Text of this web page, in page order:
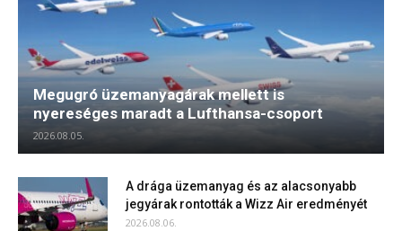
Megugró üzemanyagárak mellett is
nyereséges maradt a Lufthansa-csoport
2026.08.05.
A drága üzemanyag és az alacsonyabb
jegyárak rontották a Wizz Air eredményét
2026.08.06.